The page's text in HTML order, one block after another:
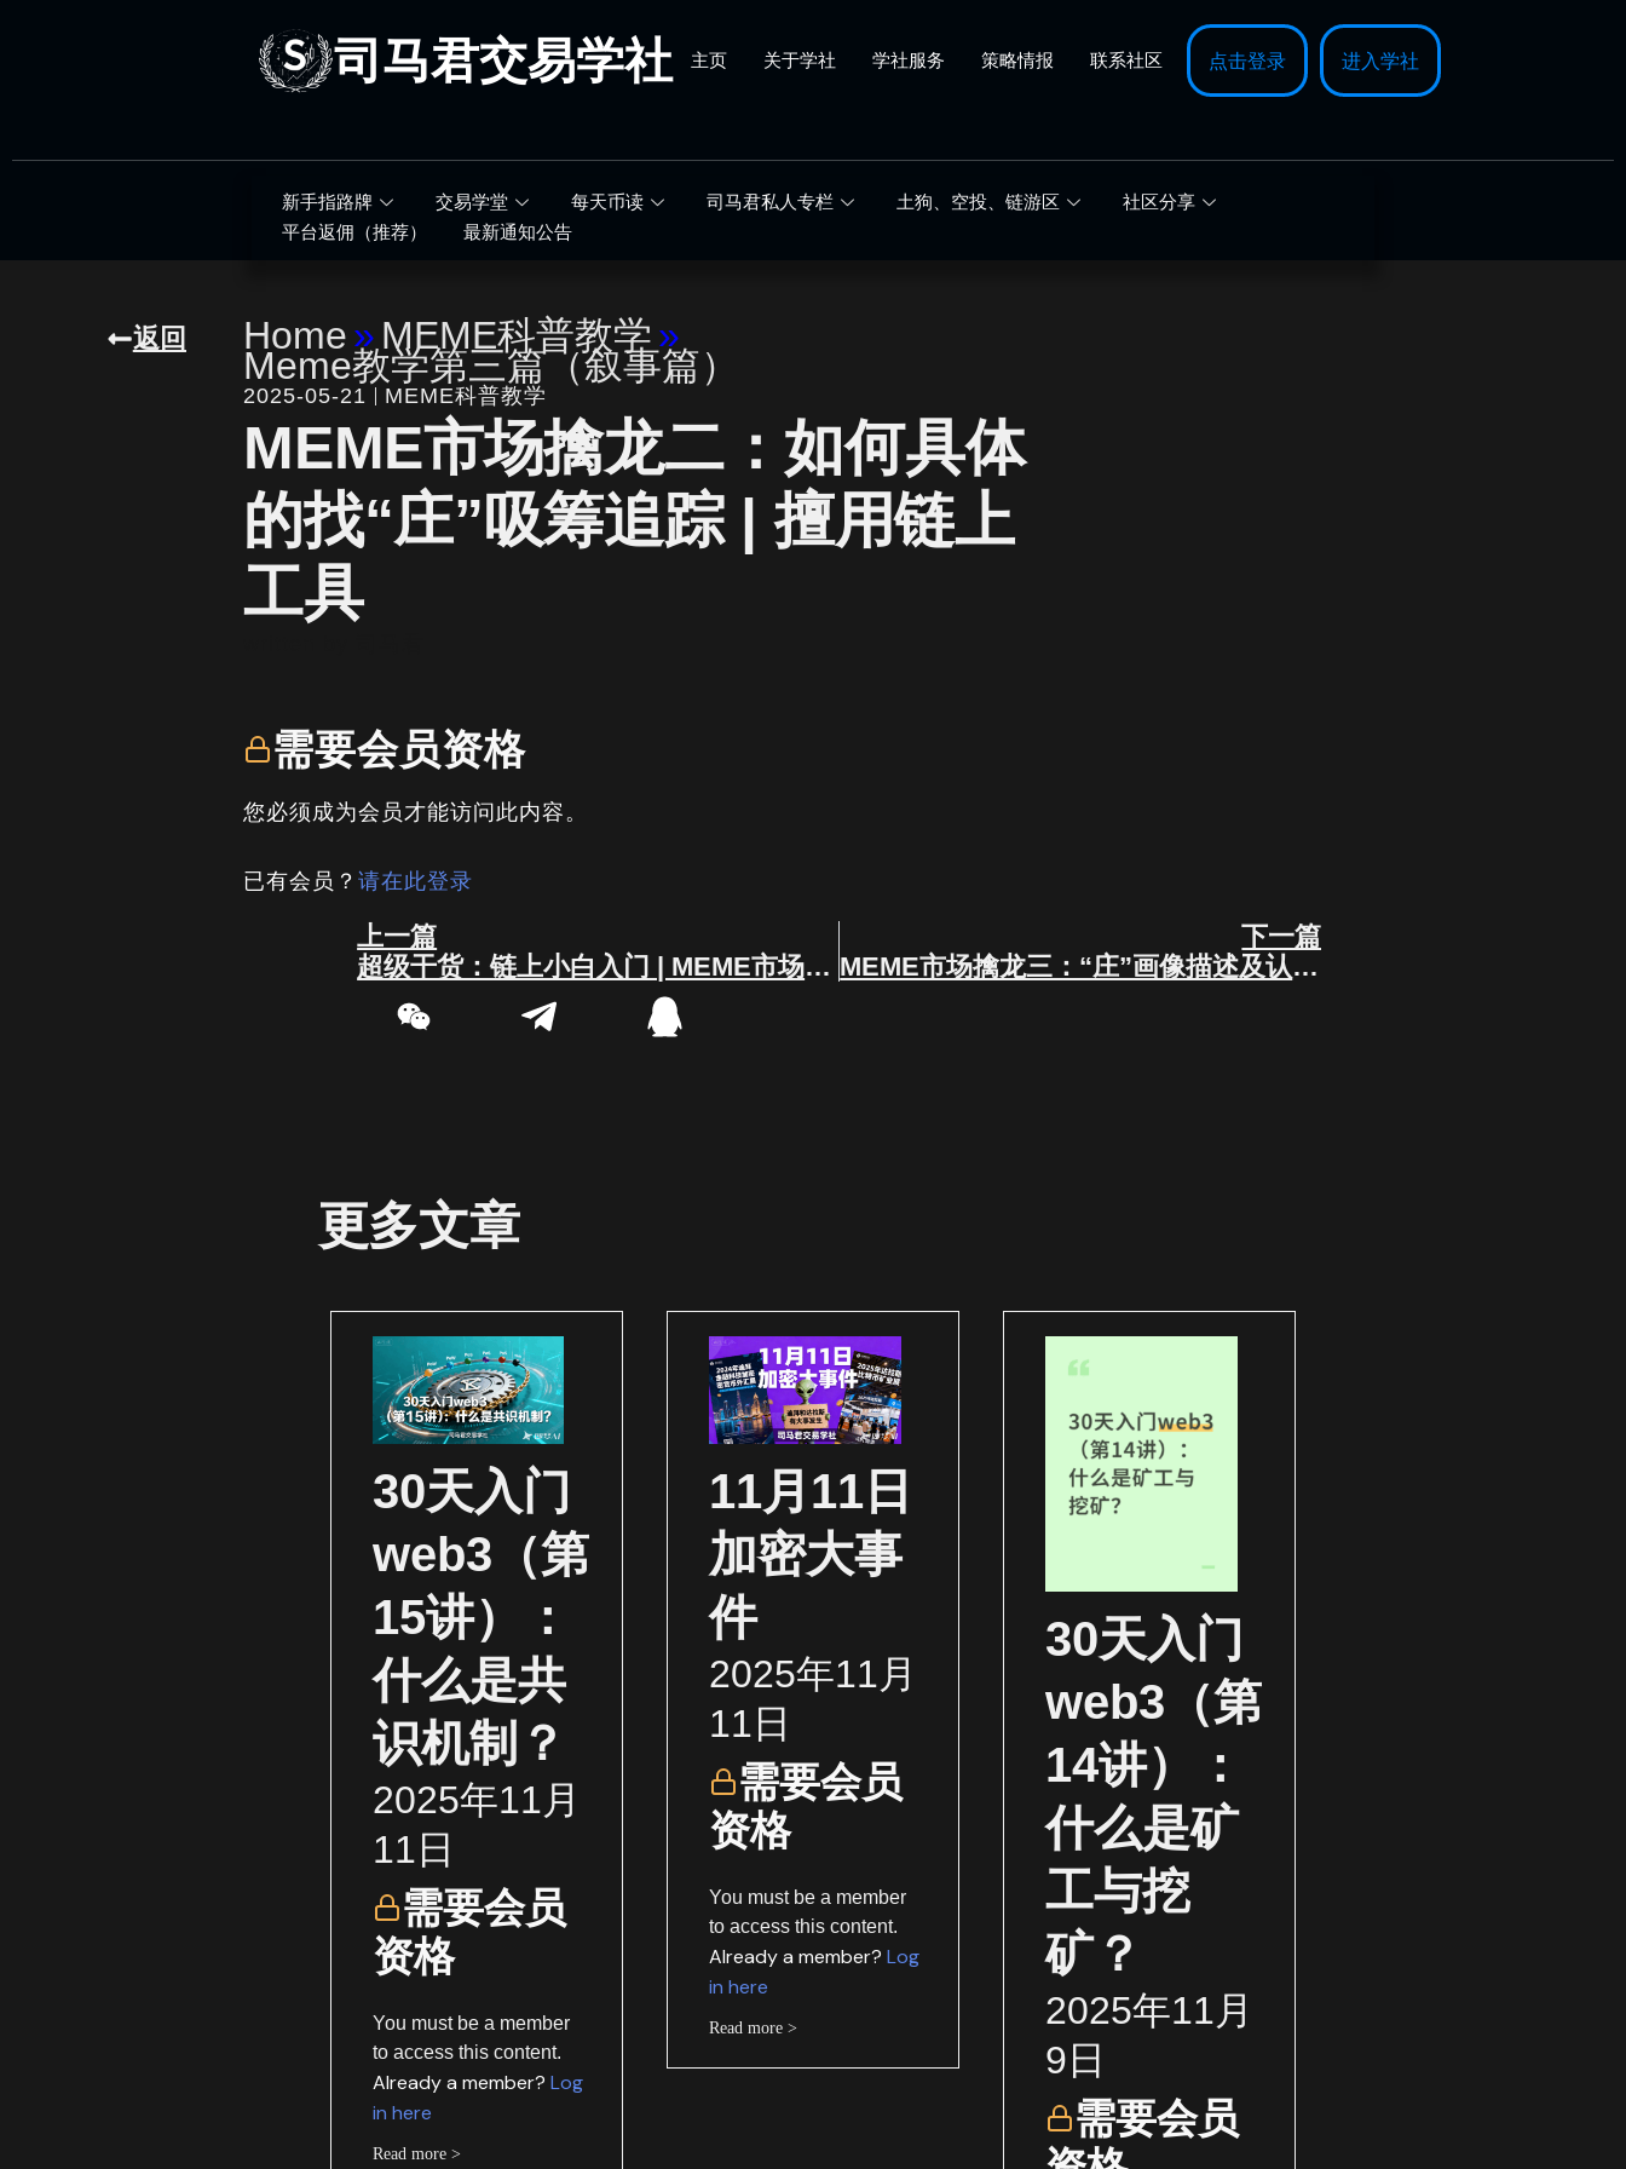
司马君交易学社 主页 关于学社 学社服务 策略情报 联系社区 点击登录 进入学社
新手指路牌 交易学堂 每天币读 司马君私人专栏 土狗、空投、链游区
社区分享
平台返佣（推荐）
最新通知公告
返回 Home» MEME科普教学»
Meme教学第三篇（叙事篇）
2025-05-21 MEME科普教学
MEME市场擒龙二：如何具体
的找“庄”吸筹追踪 | 擅用链上
工具
需要会员资格
您必须成为会员才能访问此内容。
已有会员？请在此登录
Prev
上一篇
超级干货：链上小白入门 | MEME市场擒龙系列
下一篇
MEME市场擒龙三：“庄”画像描述及认知明晰
更多文章
30天入门
web3（第
15讲）：
什么是共
识机制？
2025年11月
11日
需要会员
资格
You must be a member
to access this content.
Already a member? Log
in here
Read more >
11月11日
加密大事
件
2025年11月
11日
需要会员
资格
You must be a member
to access this content.
Already a member? Log
in here
Read more >
30天入门
web3（第
14讲）：
什么是矿
工与挖
矿？
2025年11月
9日
需要会员